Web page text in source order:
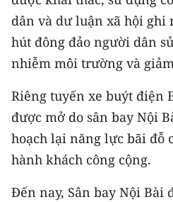
Infographic
TIN MỚI
TIN ĐỊA PHƯƠNG
Trung du và miền núi phía
Đồng bằng sông Hồng
Bắc Trung Bộ
dân và dư luận xã hội ghi
hút đông đảo người dân
nhiễm môi trường và
Riêng tuyến xe buýt điện
được mở do sân bay Nội
hoạch lại năng lực bãi đỗ
hành khách công cộng.
Đến nay, Sân bay Nội Bài